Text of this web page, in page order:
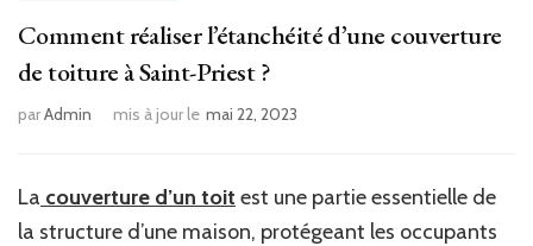
Comment réaliser l’étanchéité d’une couverture
de toiture à Saint-Priest ?
parAdmin mis à jour le mai 22, 2023
La couverture d’un toit est une partie essentielle de
la structure d’une maison, protégeant les occupants